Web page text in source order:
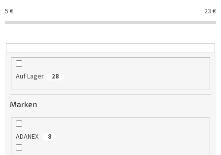
t
s
o
t
5 € 23 €
Auf Lager 28
Marken
ADANEX 8